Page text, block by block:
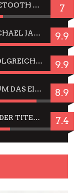
JBL TUNE 720BT: OVER EAR BLUETOOTH KOPFHÖRER UM DIE 50,-€ IM DAUER-TEST 7
WEGEN DES ERFOLGES – MJ: MICHAEL JACKSON MUSICAL IN EINER MATINEE SEHEN 9.9
JELLYFISH HAMBURG: DAS ERFOLGREICHE SOMMER-MENÜ 2025 IN GEFÜHLEN UND BILDERN 9.9
CÉSAR FÜR JIM CARREY? WARUM DAS EINER DER NERVIGSTEN ACTORS IST UND BLEIBT 8.9
JING JING: IN-THAI RÄUMT WIEDER TITEL AB – EIN ZWEI-STUNDEN-ERLEBNISBERICHT 7.4